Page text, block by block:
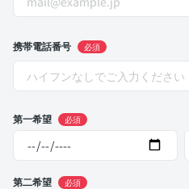
携帯電話番号 必須
第一希望 必須
第二希望 必須